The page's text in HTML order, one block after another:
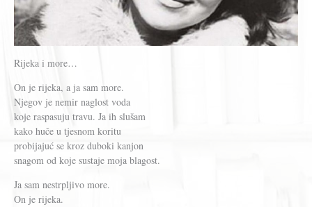
Rijeka i more…
On je rijeka, a ja sam more.
Njegov je nemir naglost voda
koje raspasuju travu. Ja ih slušam
kako huče u tjesnom koritu
probijajuć se kroz duboki kanjon
snagom od koje sustaje moja blagost.
Ja sam nestrpljivo more.
On je rijeka.